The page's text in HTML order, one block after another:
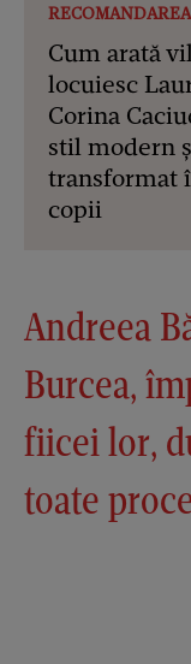
Cum arată
locuiesc
Corina
stil modern
transformat
copii
Andreea
Burcea,
fiicei lor,
toate